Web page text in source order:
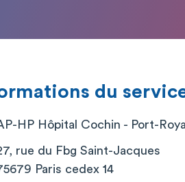
du
HP Hôpital Cochin - Port-
rue du Fbg Saint-Jacques
Paris cedex 14